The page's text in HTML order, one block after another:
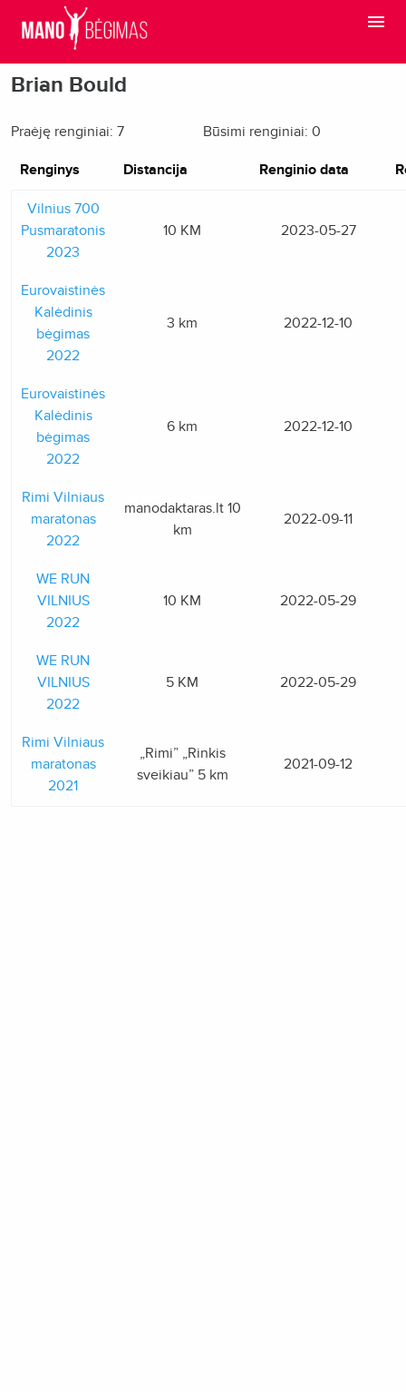
Brian Bould
Praėję renginiai: 7 Būsimi renginiai: 0
Renginys Distancija Renginio data
Vilnius 700
Pusmaratonis
2023
10 KM 2023-05-27
Eurovaistinės
Kalėdinis
bėgimas
2022
3 km 2022-12-10
Eurovaistinės
Kalėdinis
bėgimas
2022
6 km 2022-12-10
Rimi Vilniaus
maratonas
2022
manodaktaras.lt 10
km
2022-09-11
WE RUN
VILNIUS
2022
10 KM 2022-05-29
WE RUN
VILNIUS
2022
5 KM 2022-05-29
Rimi Vilniaus
maratonas
2021
„Rimi” „Rinkis
sveikiau” 5 km
2021-09-12